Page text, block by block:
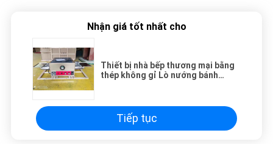
Nhận giá tốt nhất cho
Thiết bị nhà bếp thương mại bằng
thép không gỉ Lò nướng bánh
Tiếp tục